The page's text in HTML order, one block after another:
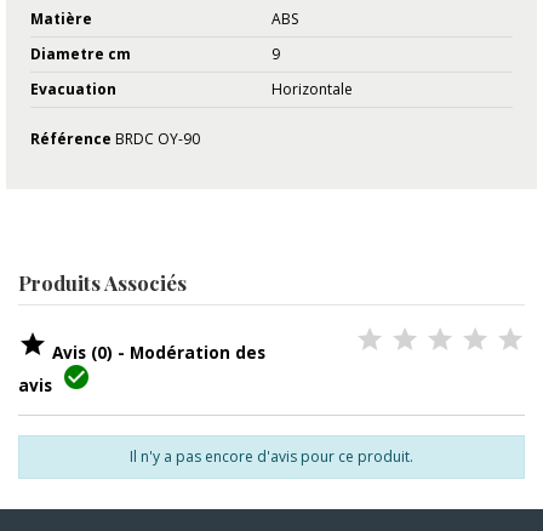
Matière
ABS
Diametre cm
9
Evacuation
Horizontale
Référence BRDC OY-90
Produits Associés
 Avis (0) - Modération des
avis 
Il n'y a pas encore d'avis pour ce produit.